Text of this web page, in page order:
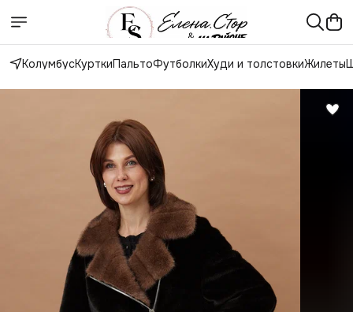
КолумбусКурткиПальтоФутболкиХуди и толстовкиЖилеты